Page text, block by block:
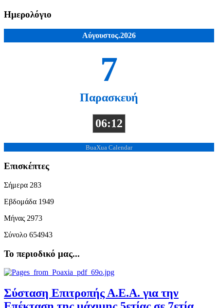
Ημερολόγιο
Αύγουστος.2026
7
Παρασκευή
06:12
BuaXua Calendar
Επισκέπτες
Σήμερα 283
Εβδομάδα 1949
Μήνας 2973
Σύνολο 654943
Το περιοδικό μας...
Σύσταση Επιτροπής Α.Ε.Α. για την